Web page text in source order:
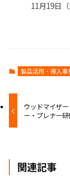
11月19日
製品活用・導入事
ウッドマイザ
ー・プレナー
関連記事